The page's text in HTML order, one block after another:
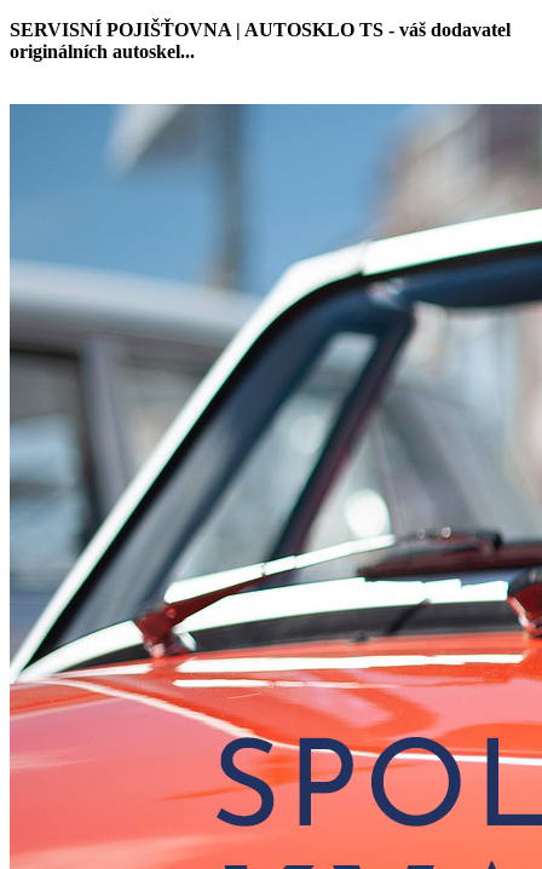
SERVISNÍ POJIŠŤOVNA | AUTOSKLO TS - váš dodavatel
originálních autoskel...